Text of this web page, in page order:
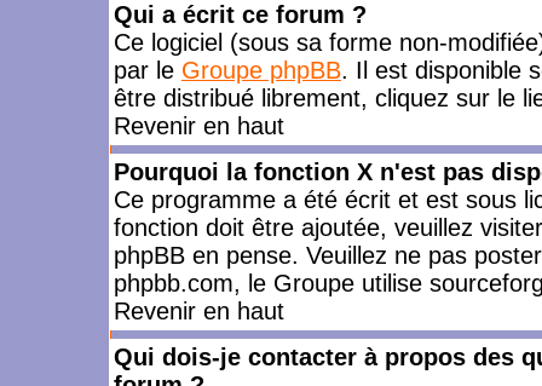
Qui a écrit ce forum ?
Ce logiciel (sous sa forme non-
par le Groupe phpBB. Il est disponible
être distribué librement, cliquez sur le
Revenir en haut
Pourquoi la fonction X n'est pas
Ce programme a été écrit et est sous
fonction doit être ajoutée, veuillez
phpBB en pense. Veuillez ne pas
phpbb.com, le Groupe utilise
Revenir en haut
Qui dois-je contacter à propos des